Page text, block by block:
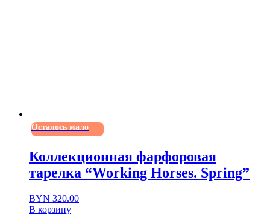
Осталось мало
Коллекционная фарфоровая
тарелка “Working Horses. Spring”
BYN 320.00
В корзину